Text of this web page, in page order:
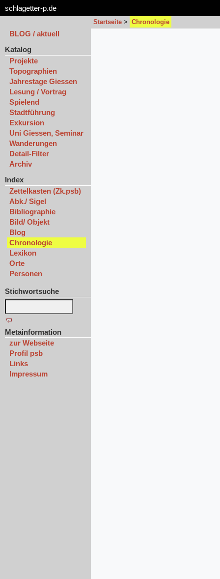
schlagetter-p.de
Startseite > Chronologie
BLOG / aktuell
Katalog
Projekte
Topographien
Jahrestage Giessen
Lesung / Vortrag
Spielend
Stadtführung
Exkursion
Uni Giessen, Seminar
Wanderungen
Detail-Filter
Archiv
Index
Zettelkasten (Zk.psb)
Abk./ Sigel
Bibliographie
Bild/ Objekt
Blog
Chronologie
Lexikon
Orte
Personen
Stichwortsuche
Metainformation
zur Webseite
Profil psb
Links
Impressum